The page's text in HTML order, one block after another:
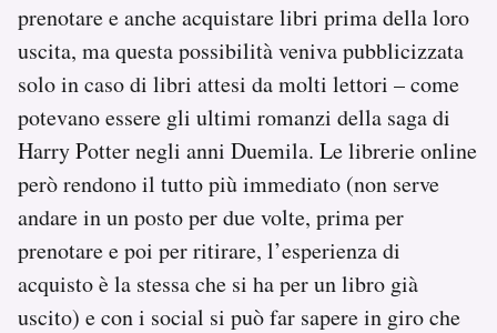
prenotare e anche acquistare libri prima della loro
uscita, ma questa possibilità veniva pubblicizzata
solo in caso di libri attesi da molti lettori – come
potevano essere gli ultimi romanzi della saga di
Harry Potter negli anni Duemila. Le librerie online
però rendono il tutto più immediato (non serve
andare in un posto per due volte, prima per
prenotare e poi per ritirare, l’esperienza di
acquisto è la stessa che si ha per un libro già
uscito) e con i social si può far sapere in giro che